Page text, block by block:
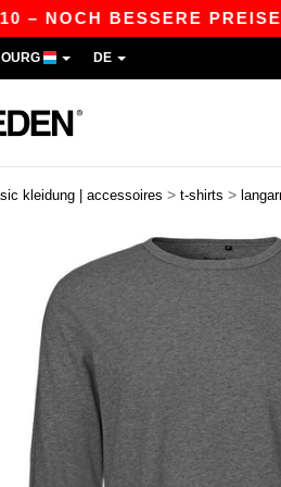
BESSERE PREISE IN
DE
kleidung | accessoires > t-shirts >